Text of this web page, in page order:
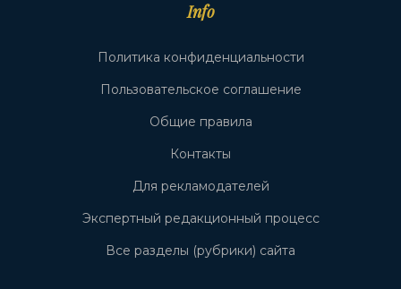
Info
Политика конфиденциальности
Пользовательское соглашение
Общие правила
Контакты
Для рекламодателей
Экспертный редакционный процесс
Все разделы (рубрики) сайта